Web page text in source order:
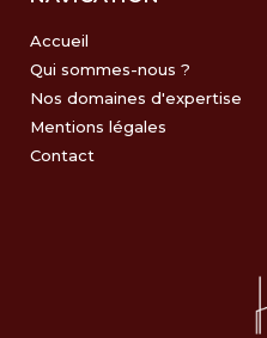
Accueil
Qui sommes-nous ?
Nos domaines d'expertise
Mentions légales
Contact